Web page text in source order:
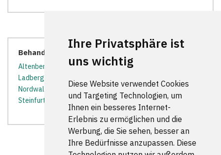
Ihre Privatsphäre ist
uns wichtig
Diese Website verwendet Cookies
und Targeting Technologien, um
Ihnen ein besseres Internet-
Erlebnis zu ermöglichen und die
Werbung, die Sie sehen, besser an
Ihre Bedürfnisse anzupassen. Diese
Behandler in der Nähe:
Altenberge Emsdetten *Havixbeck
Ladbergen
Nordwalde
Ostbevern *Saerbeck *Sassenberg*
Steinfurt
Tecklenburg*Telgte*